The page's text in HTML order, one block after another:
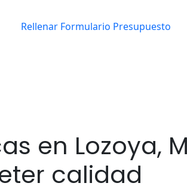
en Lozoya,
calidad